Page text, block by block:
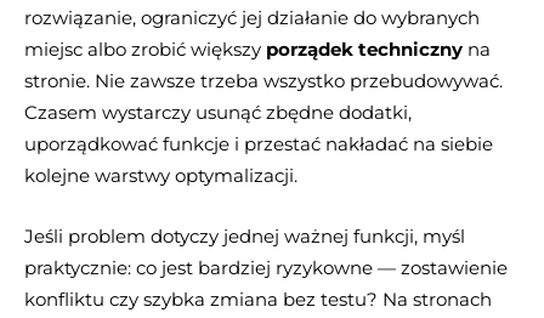
rozwiązanie, ograniczyć jej działanie do wybranych
miejsc albo zrobić większy porządek techniczny na
stronie. Nie zawsze trzeba wszystko przebudowywać.
Czasem wystarczy usunąć zbędne dodatki,
uporządkować funkcje i przestać nakładać na siebie
kolejne warstwy optymalizacji.
Jeśli problem dotyczy jednej ważnej funkcji, myśl
praktycznie: co jest bardziej ryzykowne — zostawienie
konfliktu czy szybka zmiana bez testu? Na stronach